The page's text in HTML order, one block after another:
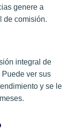
genere a
de comisión.
integral de
ver sus
y se le